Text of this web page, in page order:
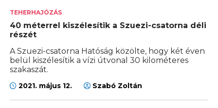
TEHERHAJÓZÁS
40 méterrel kiszélesítik a Szuezi-csatorna déli
részét
A Szuezi-csatorna Hatóság közölte, hogy két éven
belül kiszélesítik a vízi útvonal 30 kilométeres
szakaszát.
2021. május 12. Szabó Zoltán